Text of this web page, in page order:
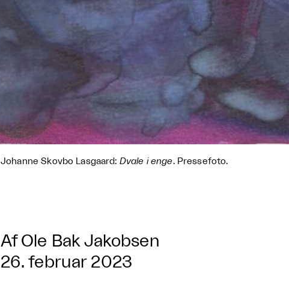
Johanne Skovbo Lasgaard: Dvale i enge. Pressefoto.
Af Ole Bak Jakobsen
26. februar 2023